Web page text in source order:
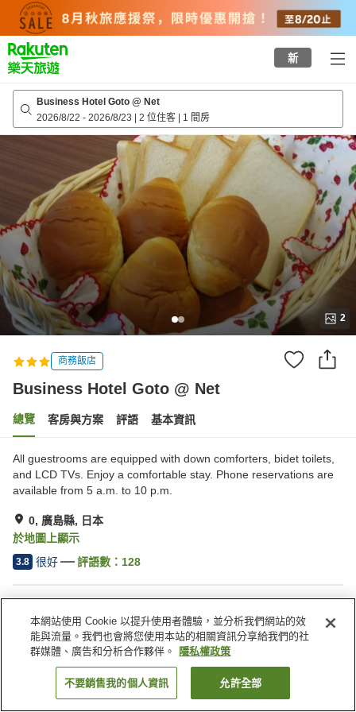
top
page
新
Business Hotel Goto @ Net
2026/8/22 - 2026/8/23 | 2 位住客 | 1 間房
2
商務飯店
Business Hotel Goto @ Net
總覽 客房與方案 評語 基本資訊
All guestrooms are equipped with down comforters, bidet toilets,
and LCD TVs. Enjoy a comfortable stay. Phone reservations are
available from 5 a.m. to 10 p.m.
0, 廣島縣, 日本
於地圖上顯示
3.8 很好 評語數： 128
宅配服務
喚醒服務
自動販賣機
付費洗衣房
日本 廣島縣 0 Business Hotel Goto @ Net
找客房
本網站使用 Cookie 以提升使用者體驗，並分析我們網站的效
能與流量。我們也會將您使用本站的相關資訊分享給我們的社
群媒體、廣告和分析合作夥伴。
隱私權政策
不要銷售我的個人資訊 允許全部